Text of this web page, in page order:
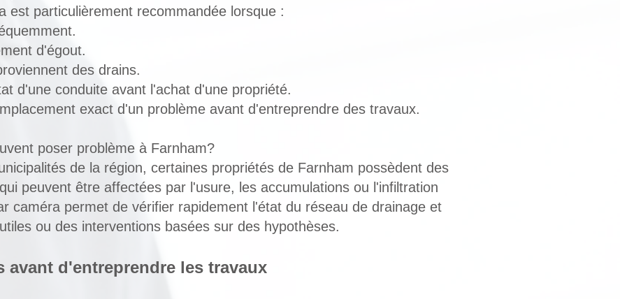
est particulièrement recommandée lorsque :
d'égout.
des drains.
d'une conduite avant l'achat d'une propriété.
exact d'un problème avant d'entreprendre des travaux.
poser problème à Farnham?
de la région, certaines propriétés de Farnham possèdent des
peuvent être affectées par l'usure, les accumulations ou l'infiltration
caméra permet de vérifier rapidement l'état du réseau de drainage et
ou des interventions basées sur des hypothèses.
avant d'entreprendre les travaux